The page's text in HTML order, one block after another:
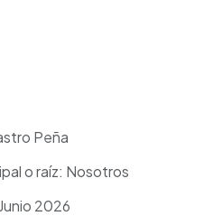
Peña
o raíz: Nosotros
2026